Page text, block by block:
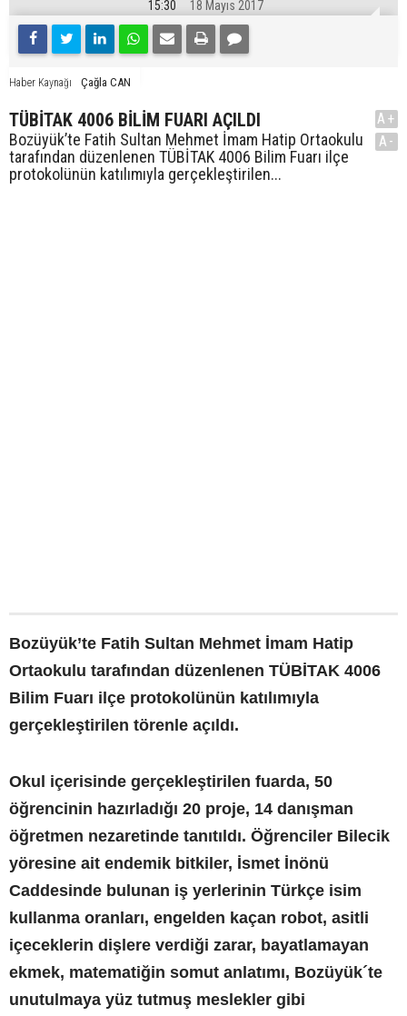
15:30 18 Mayıs 2017
Haber Kaynağı Çağla CAN
TÜBİTAK 4006 BİLİM FUARI AÇILDI
Bozüyük’te Fatih Sultan Mehmet İmam Hatip Ortaokulu
tarafından düzenlenen TÜBİTAK 4006 Bilim Fuarı ilçe
protokolünün katılımıyla gerçekleştirilen...
A+
A-
Bozüyük’te Fatih Sultan Mehmet İmam Hatip
Ortaokulu tarafından düzenlenen TÜBİTAK 4006
Bilim Fuarı ilçe protokolünün katılımıyla
gerçekleştirilen törenle açıldı.
Okul içerisinde gerçekleştirilen fuarda, 50
öğrencinin hazırladığı 20 proje, 14 danışman
öğretmen nezaretinde tanıtıldı. Öğrenciler Bilecik
yöresine ait endemik bitkiler, İsmet İnönü
Caddesinde bulunan iş yerlerinin Türkçe isim
kullanma oranları, engelden kaçan robot, asitli
içeceklerin dişlere verdiği zarar, bayatlamayan
ekmek, matematiğin somut anlatımı, Bozüyük´te
unutulmaya yüz tutmuş meslekler gibi